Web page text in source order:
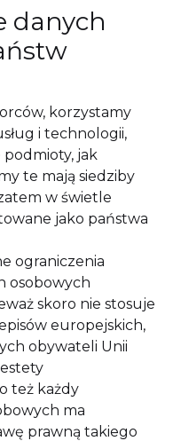
danych
korzystamy
i technologii,
jak
te mają siedziby
w świetle
jako państwa
ograniczenia
osobowych
skoro nie stosuje
europejskich,
obywateli Unii
też każdy
ma
prawną takiego